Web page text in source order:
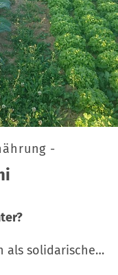
-
als solidarische…